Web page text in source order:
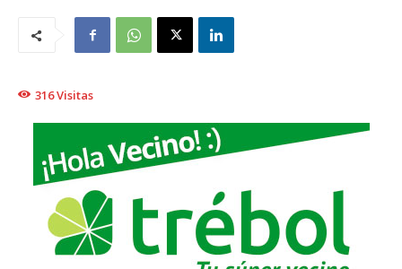
316Visitas